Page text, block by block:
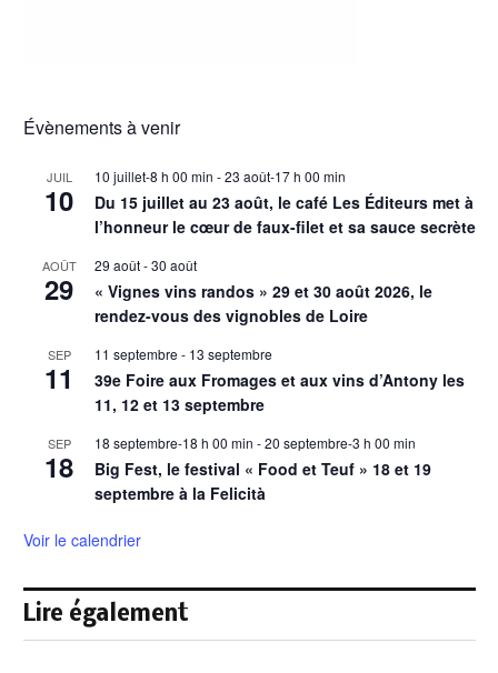
Évènements à venir
JUIL
10
10 juillet-8 h 00 min -23 août-17 h 00 min
Du 15 juillet au 23 août, le café Les Éditeurs met à
l’honneur le cœur de faux-filet et sa sauce secrète
AOÛT
29
29 août-30 août
« Vignes vins randos » 29 et 30 août 2026, le
rendez-vous des vignobles de Loire
SEP
11
11 septembre - 13 septembre
39e Foire aux Fromages et aux vins d’Antony les
11, 12 et 13 septembre
SEP
18
18 septembre-18 h 00 min -20 septembre-3 h 00 min
Big Fest, le festival « Food et Teuf » 18 et 19
septembre à la Felicità
Voir le calendrier
Lire également